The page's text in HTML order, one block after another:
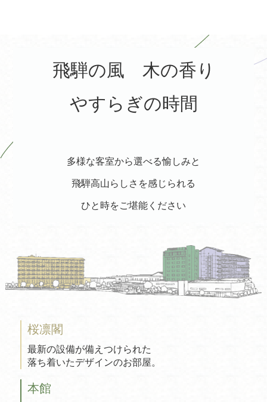
飛騨の風 木の香り
やすらぎの時間
多様な客室から選べる愉しみと
飛騨高山らしさを感じられる
ひと時をご堪能ください
桜凛閣
最新の設備が備えつけられた
落ち着いたデザインのお部屋。
本館